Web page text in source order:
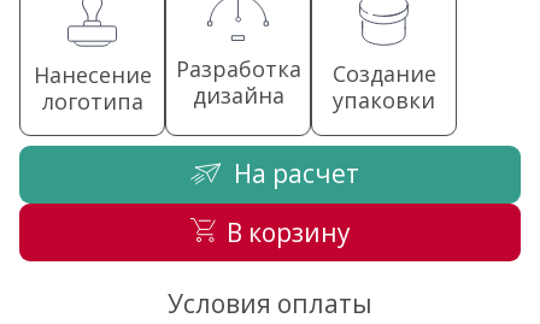
Нанесение
логотипа
Разработка
дизайна
Создание
упаковки
На расчет
В корзину
Условия оплаты